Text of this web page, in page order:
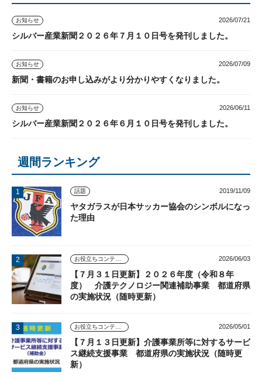
お知らせ 2026/07/21
シルバー産業新聞２０２６年７月１０日号を発刊しました。
お知らせ 2026/07/09
新聞・書籍のお申し込みがより分かりやすくなりました。
お知らせ 2026/06/11
シルバー産業新聞２０２６年６月１０日号を発刊しました。
週間ランキング
話題 2019/11/09
ヤタガラスが日本サッカー協会のシンボルになっ
た理由
2026/06/03
【７月３１日更新】２０２６年度（令和８年
度） 介護テクノロジー関連補助事業 都道府県
の実施状況（随時更新）
2026/05/01
【７月１３日更新】介護事業所等に対するサービ
ス継続支援事業 都道府県の実施状況（随時更
新）